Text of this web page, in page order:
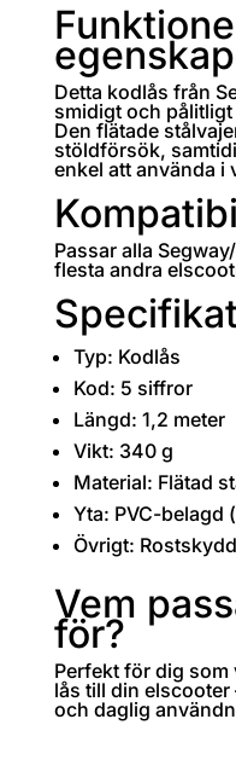
Detta kodlås från
smidigt och
Den flätade
stöldförsök,
enkel att använda i
Passar alla
flesta andra
Typ: Kodlås
Kod: 5 siffror
Längd: 1,2 meter
Vikt: 340 g
Material: Flätad
Yta: PVC-belagd
Övrigt:
Vem
för?
Perfekt för dig som
lås till din
och daglig